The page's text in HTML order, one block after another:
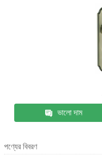
ভালো দাম
পণ্যের বিবরণ